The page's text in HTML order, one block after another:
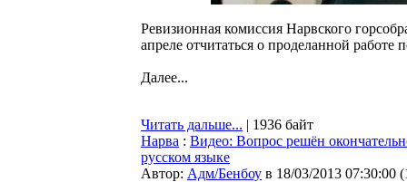
Ревизионная комиссия Нарвского
апреле отчитаться о проделанной работе
Далее...
Читать дальше... | 1936 байт
Нарва : Видео: Вопрос решён
русском языке
Автор: Адм/Бенбоу в 18/03/2013 07:30:00 (